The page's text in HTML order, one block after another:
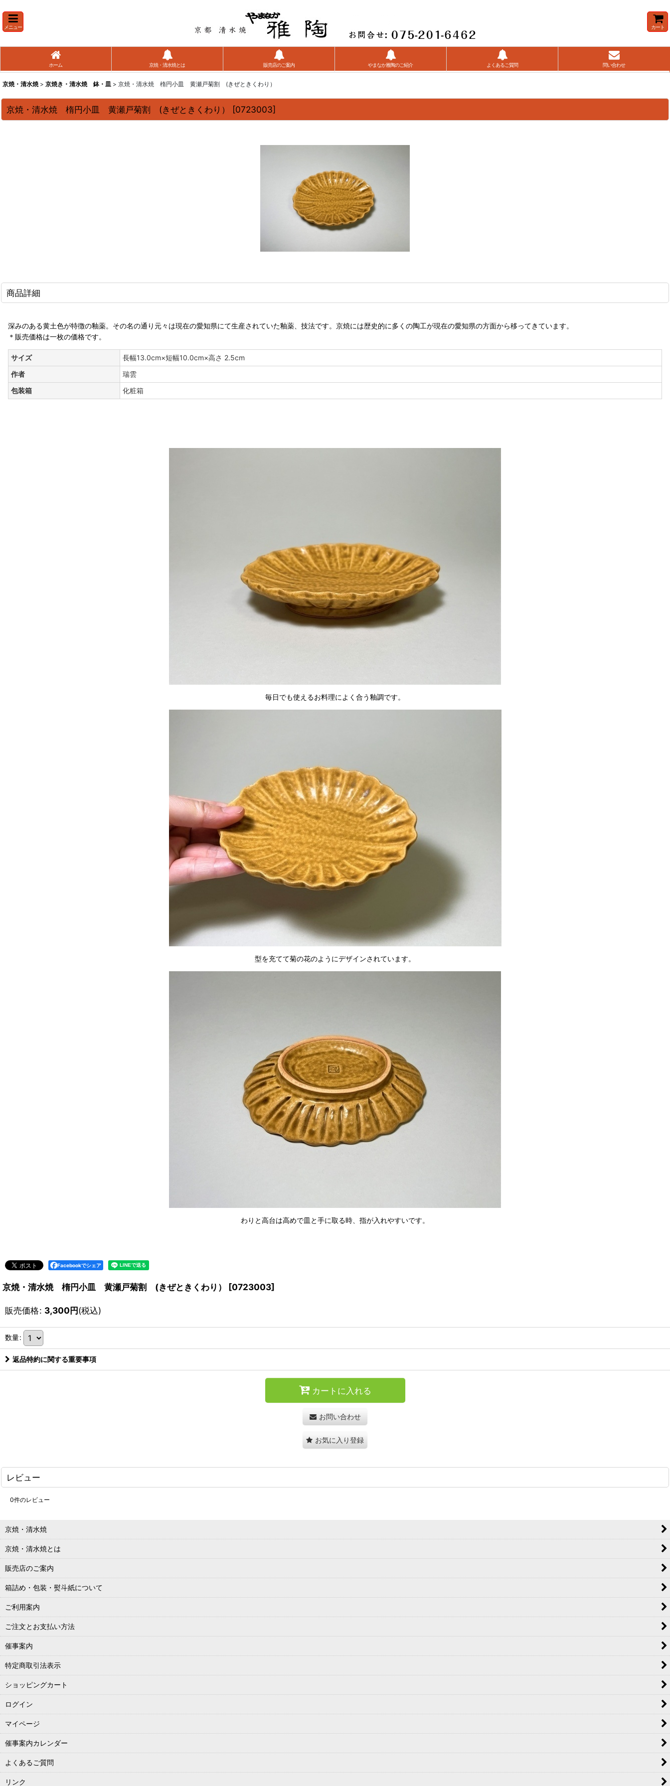
京焼・清水焼 > 京焼き・清水焼 鉢・皿 > 京焼・清水焼 楕円小皿 黄瀬戸菊割 (きぜときくわり）
メニュー カート
ホーム 京焼・清水焼とは 販売店のご案内 やまなか雅陶のご紹介 よくあるご質問 問い合わせ
京焼・清水焼 楕円小皿 黄瀬戸菊割 (きぜときくわり） [0723003]
商品詳細
深みのある黄土色が特徴の釉薬。その名の通り元々は現在の愛知県にて生産されていた釉薬、技法です。京焼には歴史的に多くの陶工が現在の愛知県の方面から移ってきています。
＊販売価格は一枚の価格です。
サイズ
長幅13.0cm×短幅10.0cm×高さ 2.5cm
作者
瑞雲
包装箱
化粧箱
毎日でも使えるお料理によく合う釉調です。
型を充てて菊の花のようにデザインされています。
わりと高台は高めで皿と手に取る時、指が入れやすいです。
Facebookでシェア
京焼・清水焼 楕円小皿 黄瀬戸菊割 (きぜときくわり） [0723003]
販売価格: 3,300円(税込)
数量:
返品特約に関する重要事項
カートに入れる
お問い合わせ
お気に入り登録
レビュー
0件のレビュー
京焼・清水焼
京焼・清水焼とは
販売店のご案内
箱詰め・包装・熨斗紙について
ご利用案内
ご注文とお支払い方法
催事案内
特定商取引法表示
ショッピングカート
ログイン
マイページ
催事案内カレンダー
よくあるご質問
リンク